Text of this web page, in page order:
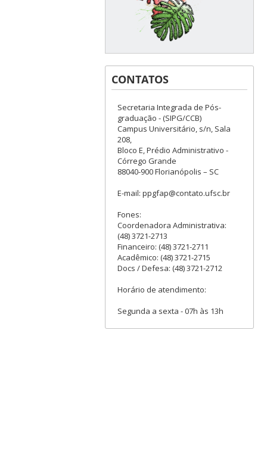
CONTATOS
Secretaria Integrada de Pós-
graduação - (SIPG/CCB)
Campus Universitário, s/n, Sala
208,
Bloco E, Prédio Administrativo -
Córrego Grande
88040-900 Florianópolis – SC
E-mail: ppgfap@contato.ufsc.br
Fones:
Coordenadora Administrativa:
(48) 3721-2713
Financeiro: (48) 3721-2711
Acadêmico: (48) 3721-2715
Docs / Defesa: (48) 3721-2712
Horário de atendimento:
Segunda a sexta - 07h às 13h